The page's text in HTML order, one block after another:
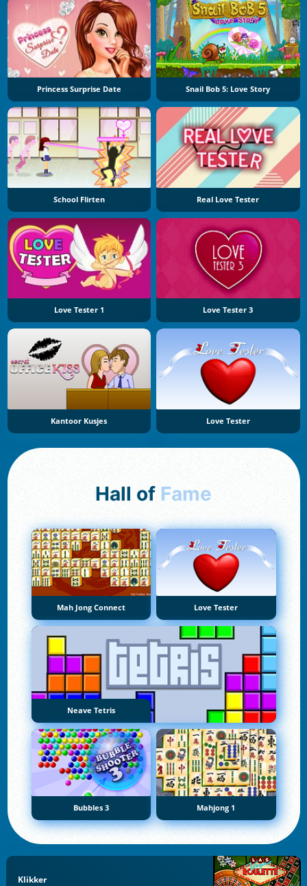
Princess Surprise Date Snail Bob 5: Love Story
School Flirten Real Love Tester
Love Tester 1 Love Tester 3
Kantoor Kusjes Love Tester
Hall of Fame
Mah Jong Connect Love Tester
Neave Tetris
Bubbles 3 Mahjong 1
Klikker